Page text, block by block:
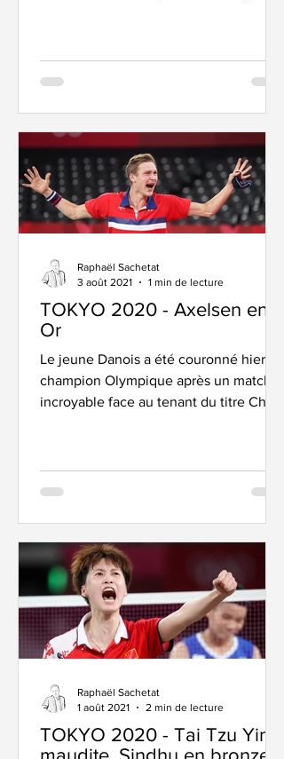
TOKYO 2020 - Axelsen en
Or
Le jeune Danois a été couronné hier
champion Olympique après un match
incroyable face au tenant du titre Chen
Raphaël Sachetat
3 août 2021
1 min de lecture
TOKYO 2020 - Tai Tzu Ying
Raphaël Sachetat
1 août 2021
2 min de lecture